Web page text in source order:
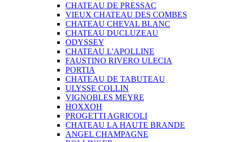
CHATEAU DE PRESSAC
VIEUX CHATEAU DES COMBES
CHATEAU CHEVAL BLANC
CHATEAU DUCLUZEAU
ODYSSEY
CHATEAU L'APOLLINE
FAUSTINO RIVERO ULECIA
PORTIA
CHATEAU DE TABUTEAU
ULYSSE COLLIN
VIGNOBLES MEYRE
HOXXOH
PROGETTI AGRICOLI
CHATEAU LA HAUTE BRANDE
ANGEL CHAMPAGNE